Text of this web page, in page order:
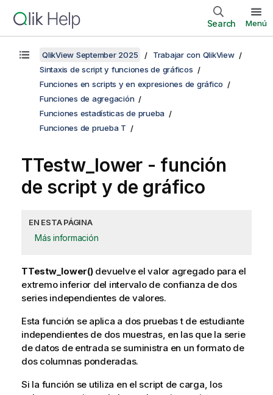
Search Menú
QlikView September 2025
Trabajar con QlikView
Sintaxis de script y funciones de gráficos
Funciones en scripts y en expresiones de gráfico
Funciones de agregación
Funciones estadísticas de prueba
Funciones de prueba T
TTestw_lower - función
de script y de gráfico
EN ESTA PÁGINA
Más información
TTestw_lower()devuelve el valor agregado para el
extremo inferior del intervalo de confianza de dos
series independientes de valores.
Esta función se aplica a dos pruebas t de estudiante
independientes de dos muestras, en las que la serie
de datos de entrada se suministra en un formato de
dos columnas ponderadas.
Si la función se utiliza en el script de carga, los